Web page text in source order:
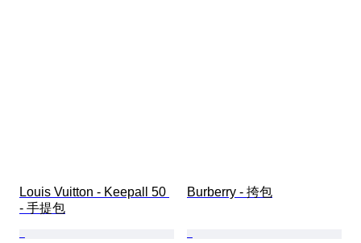
Louis Vuitton - Keepall 50
- 手提包
Burberry - 挎包